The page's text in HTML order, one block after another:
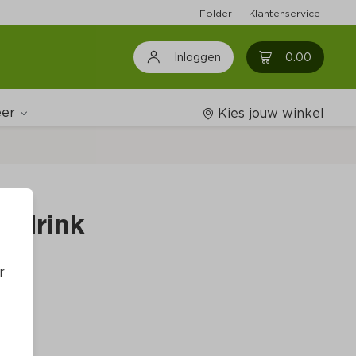
Folder Klantenservice
Inloggen 0.00 0
Wijnshop
Kies jouw winkel
drink